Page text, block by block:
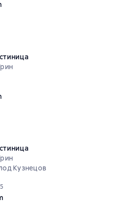
рейтинг 4,5 на основе 2 оценок
Кузнецов
рейтинг 4,8 на основе 25 оценок